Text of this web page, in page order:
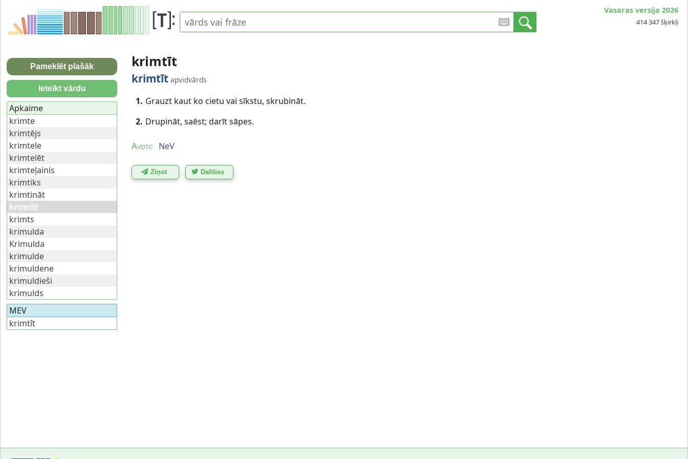
Vasaras versija 2026
414 347 šķirkļi
krimtīt
krimtīt apvidvārds
1. Grauzt kaut ko cietu vai sīkstu, skrubināt.
2. Drupināt, saēst; darīt sāpes.
Avoti: NeV
Ziņot Dalīties
Pameklēt plašāk
Ieteikt vārdu
Apkaime
krimte
krimtējs
krimtele
krimtelēt
krimteļainis
krimtiks
krimtināt
krimtīt
krimts
krimulda
Krimulda
krimulde
krimuldene
krimuldieši
krimulds
MEV
krimtît